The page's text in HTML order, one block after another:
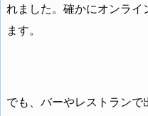
れました。確かにオンラ
ます。
でも、バーやレストラン